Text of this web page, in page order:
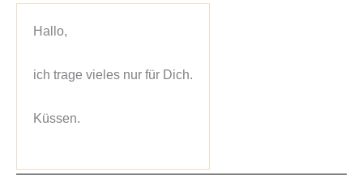
Hallo,
ich trage vieles nur für Dich.
Küssen.